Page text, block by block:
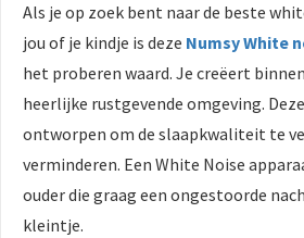
Als je op zoek bent naar de beste
jou of je kindje is deze Numsy White
het proberen waard. Je creëert
heerlijke rustgevende omgeving.
ontworpen om de slaapkwaliteit te
verminderen. Een White Noise
ouder die graag een ongestoorde
kleintje.